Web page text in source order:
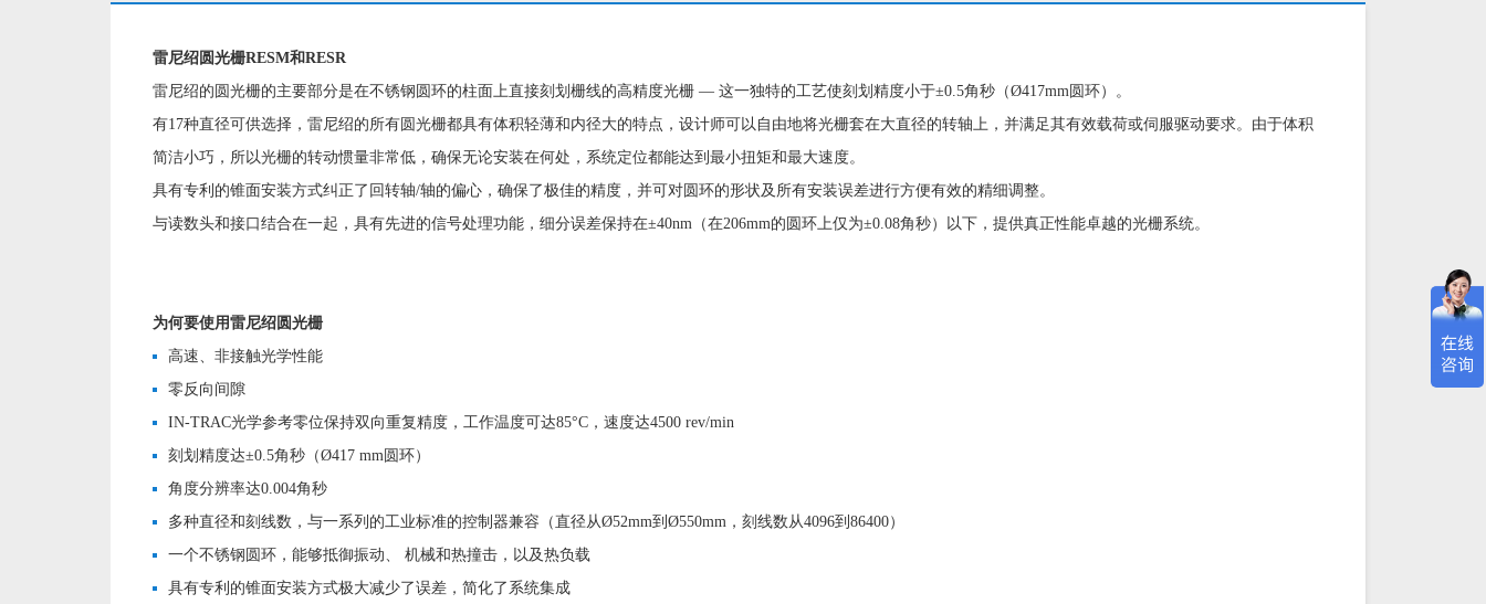
雷尼绍圆光栅RESM和RESR
雷尼绍的圆光栅的主要部分是在不锈钢圆环的柱面上直接刻划栅线的高精度光栅 — 这一独特的工艺使刻划精度小于±0.5角秒（Ø417mm圆环）。
有17种直径可供选择，雷尼绍的所有圆光栅都具有体积轻薄和内径大的特点，设计师可以自由地将光栅套在大直径的转轴上，并满足其有效载荷或伺服驱动要求。由于体积
简洁小巧，所以光栅的转动惯量非常低，确保无论安装在何处，系统定位都能达到最小扭矩和最大速度。
具有专利的锥面安装方式纠正了回转轴/轴的偏心，确保了极佳的精度，并可对圆环的形状及所有安装误差进行方便有效的精细调整。
与读数头和接口结合在一起，具有先进的信号处理功能，细分误差保持在±40nm（在206mm的圆环上仅为±0.08角秒）以下，提供真正性能卓越的光栅系统。
为何要使用雷尼绍圆光栅
高速、非接触光学性能
零反向间隙
IN-TRAC光学参考零位保持双向重复精度，工作温度可达85°C，速度达4500 rev/min
刻划精度达±0.5角秒（Ø417 mm圆环）
角度分辨率达0.004角秒
多种直径和刻线数，与一系列的工业标准的控制器兼容（直径从Ø52mm到Ø550mm，刻线数从4096到86400）
一个不锈钢圆环，能够抵御振动、 机械和热撞击，以及热负载
具有专利的锥面安装方式极大减少了误差，简化了系统集成